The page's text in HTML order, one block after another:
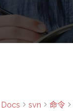
Docs svn 命令